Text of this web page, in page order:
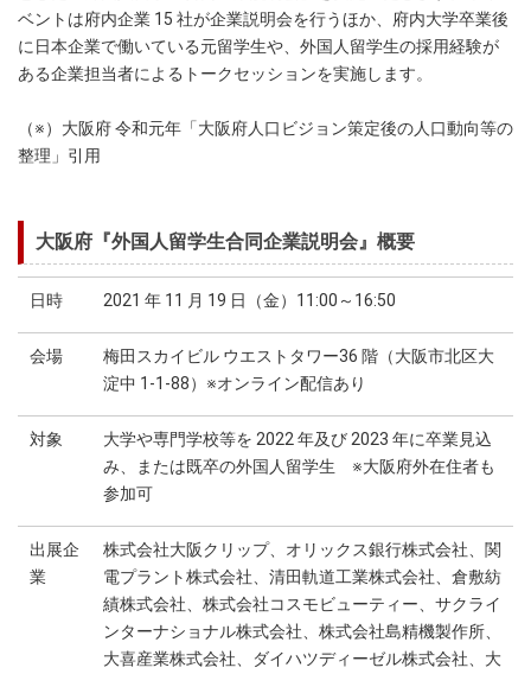
ベントは府内企業 15 社が企業説明会を行うほか、府内大学卒業後
に日本企業で働いている元留学生や、外国人留学生の採用経験が
ある企業担当者によるトークセッションを実施します。
（※）大阪府 令和元年「大阪府人口ビジョン策定後の人口動向等の
整理」引用
大阪府『外国人留学生合同企業説明会』概要
日時 2021 年 11 月 19 日（金）11:00～16:50
会場
梅田スカイビル ウエストタワー36 階（大阪市北区大
淀中 1-1-88）※オンライン配信あり
対象
大学や専門学校等を 2022 年及び 2023 年に卒業見込
み、または既卒の外国人留学生 ※大阪府外在住者も
参加可
出展企
業
株式会社大阪クリップ、オリックス銀行株式会社、関
電プラント株式会社、清田軌道工業株式会社、倉敷紡
績株式会社、株式会社コスモビューティー、サクライ
ンターナショナル株式会社、株式会社島精機製作所、
大喜産業株式会社、ダイハツディーゼル株式会社、大